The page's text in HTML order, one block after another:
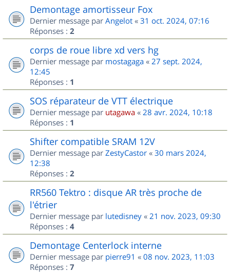
Demontage amortisseur Fox
Dernier message par Angelot « 31 oct. 2024, 07:16
Réponses : 2
corps de roue libre xd vers hg
Dernier message par mostagaga « 27 sept. 2024,
12:45
Réponses : 1
SOS réparateur de VTT électrique
Dernier message par utagawa « 28 avr. 2024, 10:18
Réponses : 1
Shifter compatible SRAM 12V
Dernier message par ZestyCastor « 30 mars 2024,
12:38
Réponses : 2
RR560 Tektro : disque AR très proche de
l'étrier
Dernier message par lutedisney « 21 nov. 2023, 09:30
Réponses : 4
Demontage Centerlock interne
Dernier message par pierre91 « 08 nov. 2023, 11:03
Réponses : 7